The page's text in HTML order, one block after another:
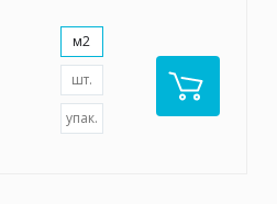
м2
шт.
упак.